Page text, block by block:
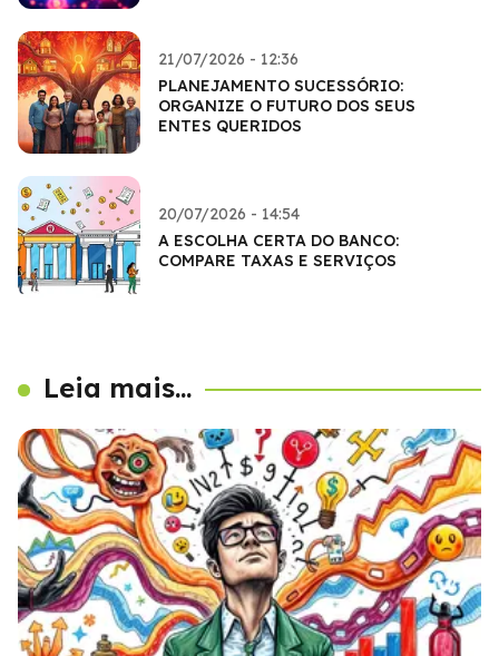
21/07/2026 - 12:36
PLANEJAMENTO SUCESSÓRIO:
ORGANIZE O FUTURO DOS SEUS
ENTES QUERIDOS
20/07/2026 - 14:54
A ESCOLHA CERTA DO BANCO:
COMPARE TAXAS E SERVIÇOS
Leia mais...